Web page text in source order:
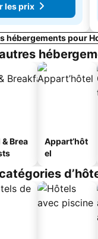
les prix
hébergements pour
& Brea
Appart’hôt
el